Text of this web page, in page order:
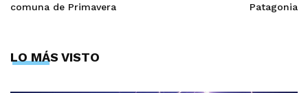
comuna de Primavera
Patagonia
LO MÁS VISTO